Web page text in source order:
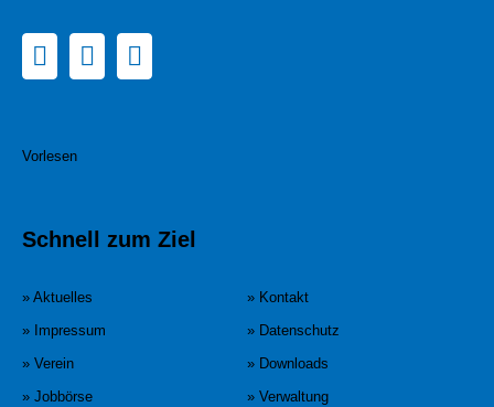
Vorlesen
Schnell zum Ziel
» Aktuelles
» Kontakt
» Impressum
» Datenschutz
» Verein
» Downloads
» Jobbörse
» Verwaltung